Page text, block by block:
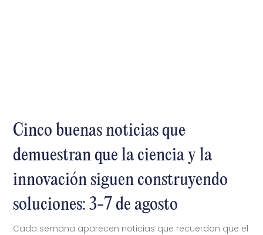
Cinco buenas noticias que
demuestran que la ciencia y la
innovación siguen construyendo
soluciones: 3-7 de agosto
Cada semana aparecen noticias que recuerdan que el